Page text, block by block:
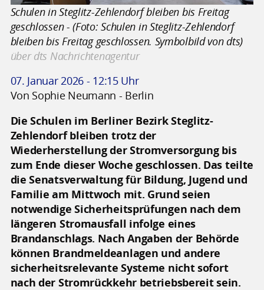
Schulen in Steglitz-Zehlendorf bleiben bis Freitag
geschlossen - (Foto: Schulen in Steglitz-Zehlendorf
bleiben bis Freitag geschlossen. Symbolbild von dts)
über dts Nachrichtenagentur
07. Januar 2026 - 12:15 Uhr
Von Sophie Neumann - Berlin
Die Schulen im Berliner Bezirk Steglitz-
Zehlendorf bleiben trotz der
Wiederherstellung der Stromversorgung bis
zum Ende dieser Woche geschlossen. Das teilte
die Senatsverwaltung für Bildung, Jugend und
Familie am Mittwoch mit. Grund seien
notwendige Sicherheitsprüfungen nach dem
längeren Stromausfall infolge eines
Brandanschlags. Nach Angaben der Behörde
können Brandmeldeanlagen und andere
sicherheitsrelevante Systeme nicht sofort
nach der Stromrückkehr betriebsbereit sein.